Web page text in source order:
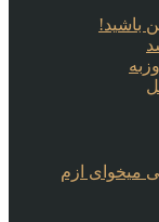
باشید!
میخوای ازم